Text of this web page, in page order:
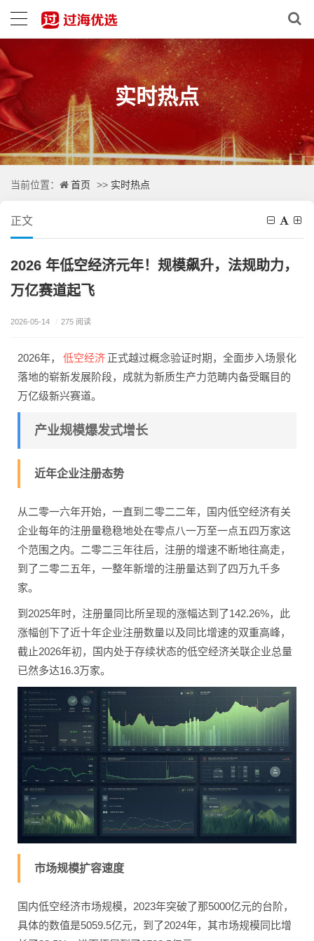
实时热点
当前位置： 首页 >> 实时热点
正文
2026 年低空经济元年！规模飙升，法规助力，
万亿赛道起飞
2026-05-14 / 275 阅读
2026年， 低空经济 正式越过概念验证时期，全面步入场景化
落地的崭新发展阶段，成就为新质生产力范畴内备受瞩目的
万亿级新兴赛道。
产业规模爆发式增长
近年企业注册态势
从二零一六年开始，一直到二零二二年，国内低空经济有关
企业每年的注册量稳稳地处在零点八一万至一点五四万家这
个范围之内。二零二三年往后，注册的增速不断地往高走，
到了二零二五年，一整年新增的注册量达到了四万九千多
家。
到2025年时，注册量同比所呈现的涨幅达到了142.26%，此
涨幅创下了近十年企业注册数量以及同比增速的双重高峰，
截止2026年初，国内处于存续状态的低空经济关联企业总量
已然多达16.3万家。
市场规模扩容速度
国内低空经济市场规模，2023年突破了那5000亿元的台阶，
具体的数值是5059.5亿元，到了2024年，其市场规模同比增